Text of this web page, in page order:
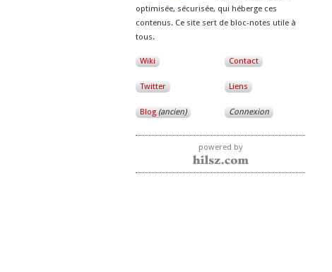
optimisée, sécurisée, qui héberge ces
contenus. Ce site sert de bloc-notes utile à
tous.
Wiki
Twitter
Blog (ancien)
Contact
Liens
Connexion
powered by